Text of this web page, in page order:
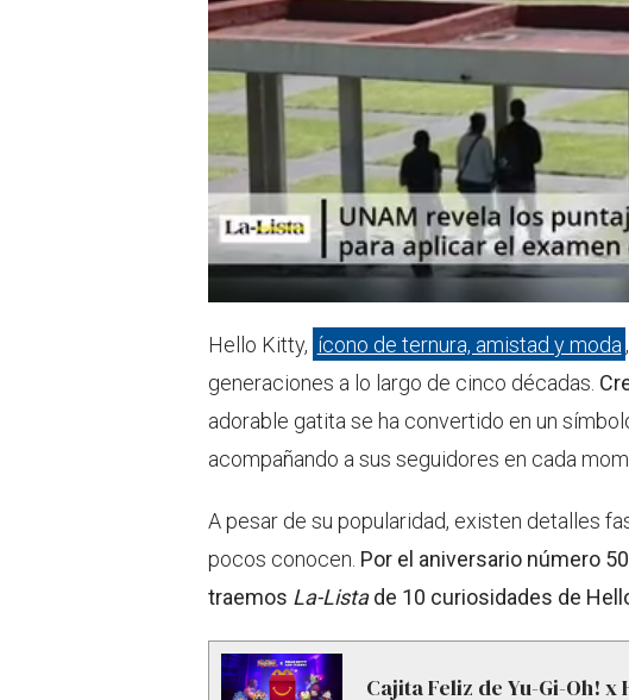
Hello Kitty, ícono de ternura, amistad y moda
generaciones a lo largo de cinco décadas.
adorable gatita se ha convertido en un
acompañando a sus seguidores en cada
A pesar de su popularidad, existen detalles
pocos conocen. Por el aniversario número
traemos La-Listade 10 curiosidades de
Cajita Feliz de Yu-Gi-Oh!